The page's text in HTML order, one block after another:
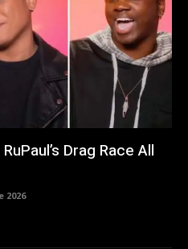
Drag Race All
2026